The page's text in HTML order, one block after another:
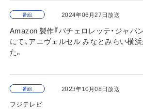
番組 2024年06月27日放送
Amazon 製作『バチェロレッテ・ジャパ
にて、アニヴェルセル みなとみらい横
た。
番組 2023年10月08日放送
フジテレビ